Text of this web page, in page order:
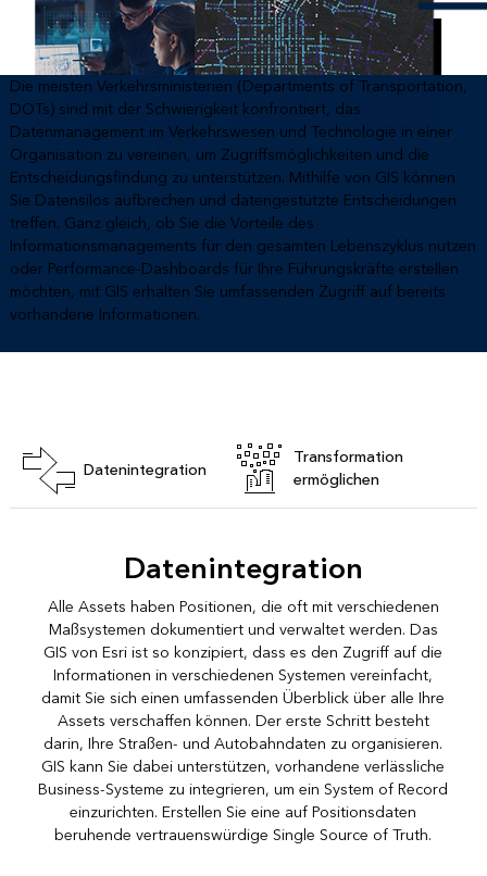
Die meisten Verkehrsministerien (Departments of Transportation,
DOTs) sind mit der Schwierigkeit konfrontiert, das
Datenmanagement im Verkehrswesen und Technologie in einer
Organisation zu vereinen, um Zugriffsmöglichkeiten und die
Entscheidungsfindung zu unterstützen. Mithilfe von GIS können
Sie Datensilos aufbrechen und datengestützte Entscheidungen
treffen. Ganz gleich, ob Sie die Vorteile des
Informationsmanagements für den gesamten Lebenszyklus nutzen
oder Performance-Dashboards für Ihre Führungskräfte erstellen
möchten, mit GIS erhalten Sie umfassenden Zugriff auf bereits
vorhandene Informationen.
Datenintegration
Transformation
ermöglichen
Datenintegration
Alle Assets haben Positionen, die oft mit verschiedenen
Maßsystemen dokumentiert und verwaltet werden. Das
GIS von Esri ist so konzipiert, dass es den Zugriff auf die
Informationen in verschiedenen Systemen vereinfacht,
damit Sie sich einen umfassenden Überblick über alle Ihre
Assets verschaffen können. Der erste Schritt besteht
darin, Ihre Straßen- und Autobahndaten zu organisieren.
GIS kann Sie dabei unterstützen, vorhandene verlässliche
Business-Systeme zu integrieren, um ein System of Record
einzurichten. Erstellen Sie eine auf Positionsdaten
beruhende vertrauenswürdige Single Source of Truth.